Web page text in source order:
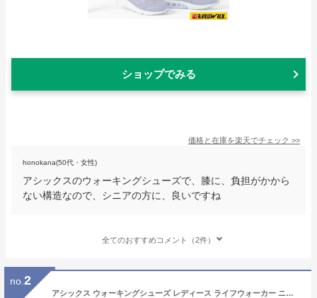
ショップでみる
価格と在庫を楽天でチェック >>
honokana(50代・女性)
アシックスのウォーキングシューズで、膝に、負担がかから
ない構造なので、シニアの方に、良いですね
全てのおすすめコメント（2件）
no. 2
アシックス ウォーキングシューズ レディース ライフウォーカー ニーサポート 婦人用 婦人靴 痛くない 歩きやすい ブラック ローズピンク 3E相当 EEE 幅広 靴 ブランド asics 屋内 屋外